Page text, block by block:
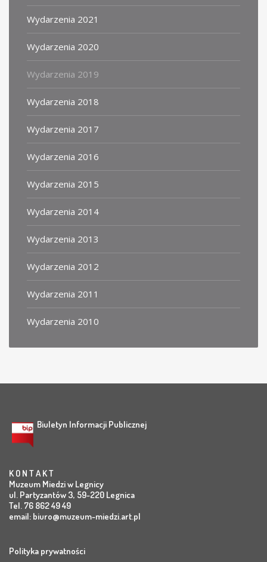
Wydarzenia 2021
Wydarzenia 2020
Wydarzenia 2019
Wydarzenia 2018
Wydarzenia 2017
Wydarzenia 2016
Wydarzenia 2015
Wydarzenia 2014
Wydarzenia 2013
Wydarzenia 2012
Wydarzenia 2011
Wydarzenia 2010
Biuletyn Informacji Publicznej
K O N T A K T
Muzeum Miedzi w Legnicy
ul. Partyzantów 3, 59-220 Legnica
Tel. 76 862 49 49
email: biuro@muzeum-miedzi.art.pl
Polityka prywatności